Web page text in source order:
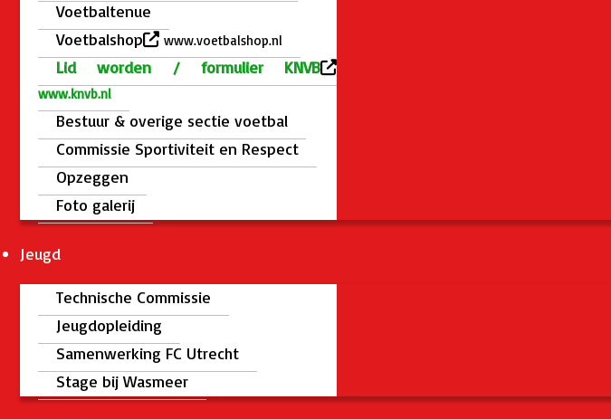
Voetbaltenue
Voetbalshop
www.voetbalshop.nl
Lid worden / formulier KNVB
www.knvb.nl
Bestuur & overige sectie voetbal
Commissie Sportiviteit en Respect
Opzeggen
Foto galerij
Jeugd
Technische Commissie
Jeugdopleiding
Samenwerking FC Utrecht
Stage bij Wasmeer